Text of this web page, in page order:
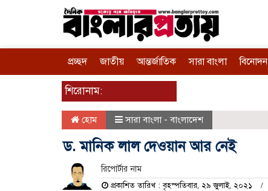
প্রচ্ছদ জাতীয় আন্তর্জাতিক সারা বাংলা বিনোদন
শিরোনাম:
হোম সারা বাংলা - বাংলাদেশ
ড. মানিক লাল দেওয়ান আর নেই
রিপোর্টার নাম
প্রকাশিত তারিখ : বৃহস্পতিবার, ২৯ জুলাই, ২০২১